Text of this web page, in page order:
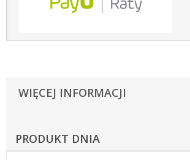
WIĘCEJ INFORMACJI
PRODUKT DNIA